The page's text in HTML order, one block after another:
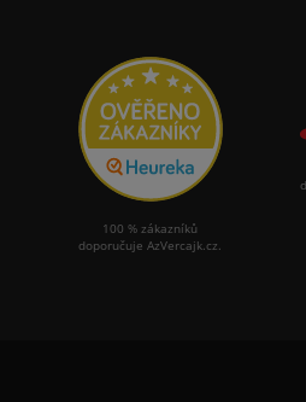
100 % zákazníků
doporučuje AzVercajk.cz.